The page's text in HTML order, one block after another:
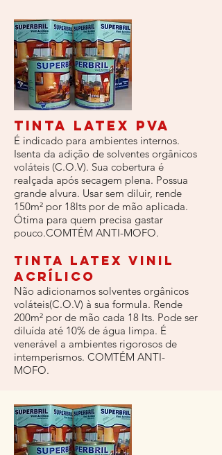
Tinta Latex PVA
É indicado para ambientes internos.
Isenta da adição de solventes orgânicos
voláteis (C.O.V). Sua cobertura é
realçada após secagem plena. Possua
grande alvura. Usar sem diluir, rende
150m² por 18lts por de mão aplicada.
Ótima para quem precisa gastar
pouco.COMTÉM ANTI-MOFO.
Tinta Latex Vinil
Acrílico
Não adicionamos solventes orgânicos
voláteis(C.O.V) à sua formula. Rende
200m² por de mão cada 18 lts. Pode ser
diluída até 10% de água limpa. É
venerável a ambientes rigorosos de
intemperismos. COMTÉM ANTI-
MOFO.